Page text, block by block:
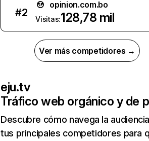
#2
opinion.com.bo
Visitas:128,78 mil
Ver más competidores →
eju.tv
Tráfico web orgánico y de
Descubre cómo navega la
tus principales competidores para